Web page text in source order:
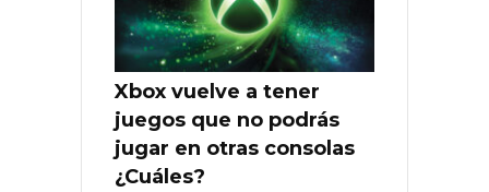
Xbox vuelve a tener
juegos que no podrás
jugar en otras consolas
¿Cuáles?